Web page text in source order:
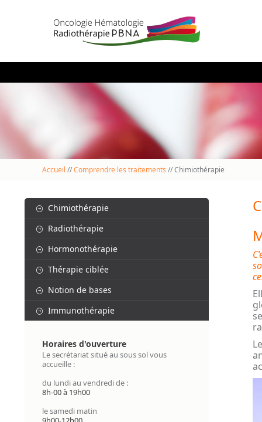
Accueil //Comprendre les traitements // Chimiothérapie
Chimiothérapie
Radiothérapie
Hormonothérapie
Thérapie ciblée
Notion de bases
Immunothérapie
Horaires d'ouverture
Le secrétariat situé au sous sol vous
accueille :
du lundi au vendredi de :
8h-00 à 19h00
le samedi matin